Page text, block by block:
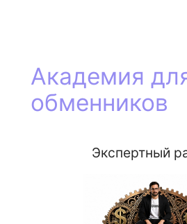
Академия
обменников
Экспертный